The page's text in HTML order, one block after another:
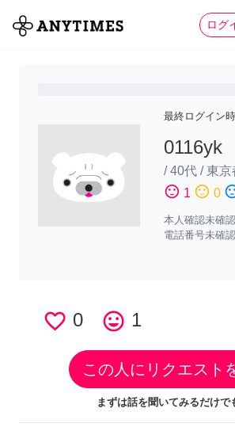
ログ
全て 家
最終ログイン
0116yk
/40代 /東京
sentiment_satisfied 1 sentiment_neutral 0
本人確認未確認
電話番号未確認
favorite_border 0 tag_faces 1
この人にリクエスト
まずは話を聞いてみるだけで